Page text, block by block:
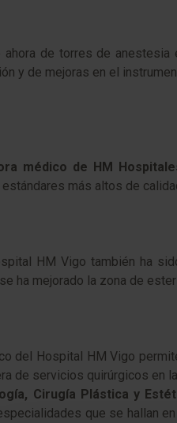
ahora de torres de anestesia
y de mejoras en el
médico de HM
más altos de
HM Vigo también ha
ha mejorado la zona de
del Hospital HM Vigo
de servicios quirúrgicos en
Cirugía Plástica y
que se hallan